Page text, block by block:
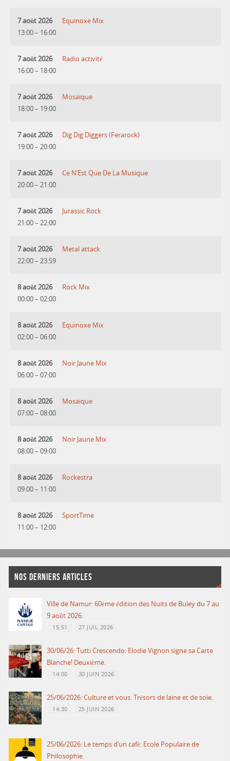
7 août 2026
13:00– 16:00
Equinoxe Mix
7 août 2026
16:00– 18:00
Radio activité
7 août 2026
18:00– 19:00
Mosaique
7 août 2026
19:00– 20:00
Dig Dig Diggers (Ferarock)
7 août 2026
20:00– 21:00
Ce N’Est Que De La Musique
7 août 2026
21:00– 22:00
Jurassic Rock
7 août 2026
22:00– 23:59
Metal attack
8 août 2026
00:00– 02:00
Rock Mix
8 août 2026
02:00– 06:00
Equinoxe Mix
8 août 2026
06:00– 07:00
Noir Jaune Mix
8 août 2026
07:00– 08:00
Mosaique
8 août 2026
08:00– 09:00
Noir Jaune Mix
8 août 2026
09:00– 11:00
Rockestra
8 août 2026
11:00– 12:00
SportTime
NOS DERNIERS ARTICLES
Ville de Namur: 60ème édition des Nuits de Buley du 7 au
9 août 2026.
15:51 27 JUIL 2026
30/06/26: Tutti Crescendo: Elodie Vignon signe sa Carte
Blanche! Deuxième.
14:00 30 JUIN 2026
25/06/2026: Culture et vous: Trésors de laine et de soie.
14:30 25 JUIN 2026
25/06/2026: Le temps d’un café: Ecole Populaire de
Philosophie.